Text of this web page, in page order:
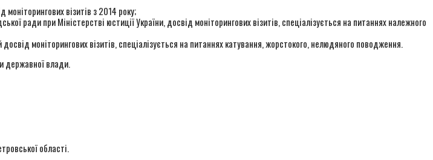
візитів з 2014 року;
ради при Міністерстві юстиції України, досвід моніторингових візитів, спеціалізується на питаннях належного
моніторингових візитів, спеціалізується на питаннях катування, жорстокого, нелюдяного поводження.
державної влади.
області.